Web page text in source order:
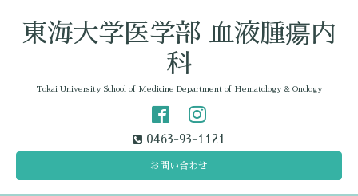
東海大学医学部 血液腫瘍内
科
Tokai University School of Medicine Department of Hematology & Onclogy
0463-93-1121
お問い合わせ